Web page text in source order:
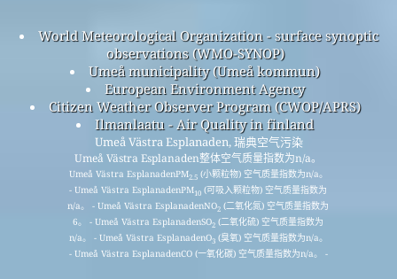
World Meteorological Organization - surface synoptic
observations (WMO-SYNOP)
Umeå municipality (Umeå kommun)
European Environment Agency
Citizen Weather Observer Program (CWOP/APRS)
Ilmanlaatu - Air Quality in finland
Umeå Västra Esplanaden, 瑞典空气污染
Umeå Västra Esplanaden整体空气质量指数为n/a。
Umeå Västra EsplanadenPM2.5(小颗粒物) 空气质量指数为n/a。
- Umeå Västra EsplanadenPM10 (可吸入颗粒物) 空气质量指数为
n/a。 - Umeå Västra EsplanadenNO2 (二氧化氮) 空气质量指数为
6。 - Umeå Västra EsplanadenSO2 (二氧化硫) 空气质量指数为
n/a。 - Umeå Västra EsplanadenO3(臭氧) 空气质量指数为n/a。
- Umeå Västra EsplanadenCO (一氧化碳) 空气质量指数为n/a。 -